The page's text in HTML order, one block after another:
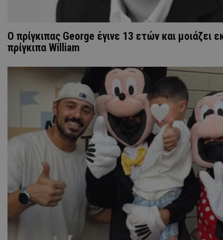
Ο πρίγκιπας George έγινε 13 ετών και μοιάζει
πρίγκιπα William